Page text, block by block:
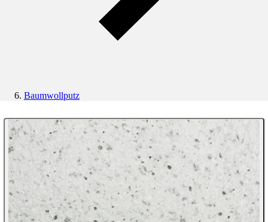
Baumwollputz